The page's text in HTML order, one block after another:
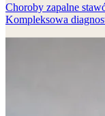
Choroby zapalne
Kompleksowa